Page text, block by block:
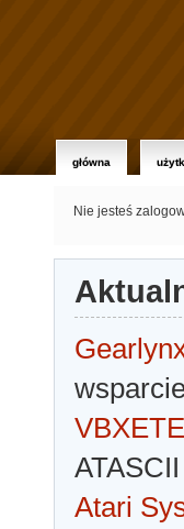
główna
Nie jesteś
Atari